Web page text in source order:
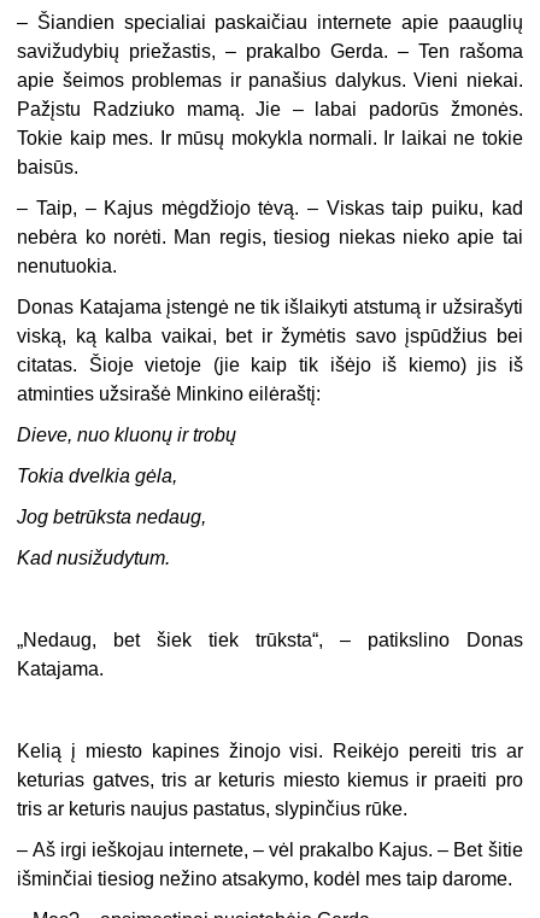
– Šiandien specialiai paskaičiau internete apie paauglių
savižudybių priežastis, – prakalbo Gerda. – Ten rašoma
apie šeimos problemas ir panašius dalykus. Vieni niekai.
Pažįstu Radziuko mamą. Jie – labai padorūs žmonės.
Tokie kaip mes. Ir mūsų mokykla normali. Ir laikai ne tokie
baisūs.
– Taip, – Kajus mėgdžiojo tėvą. – Viskas taip puiku, kad
nebėra ko norėti. Man regis, tiesiog niekas nieko apie tai
nenutuokia.
Donas Katajama įstengė ne tik išlaikyti atstumą ir užsirašyti
viską, ką kalba vaikai, bet ir žymėtis savo įspūdžius bei
citatas. Šioje vietoje (jie kaip tik išėjo iš kiemo) jis iš
atminties užsirašė Minkino eilėraštį:
Dieve, nuo kluonų ir trobų
Tokia dvelkia gėla,
Jog betrūksta nedaug,
Kad nusižudytum.
„Nedaug, bet šiek tiek trūksta“, – patikslino Donas
Katajama.
Kelią į miesto kapines žinojo visi. Reikėjo pereiti tris ar
keturias gatves, tris ar keturis miesto kiemus ir praeiti pro
tris ar keturis naujus pastatus, slypinčius rūke.
– Aš irgi ieškojau internete, – vėl prakalbo Kajus. – Bet šitie
išminčiai tiesiog nežino atsakymo, kodėl mes taip darome.